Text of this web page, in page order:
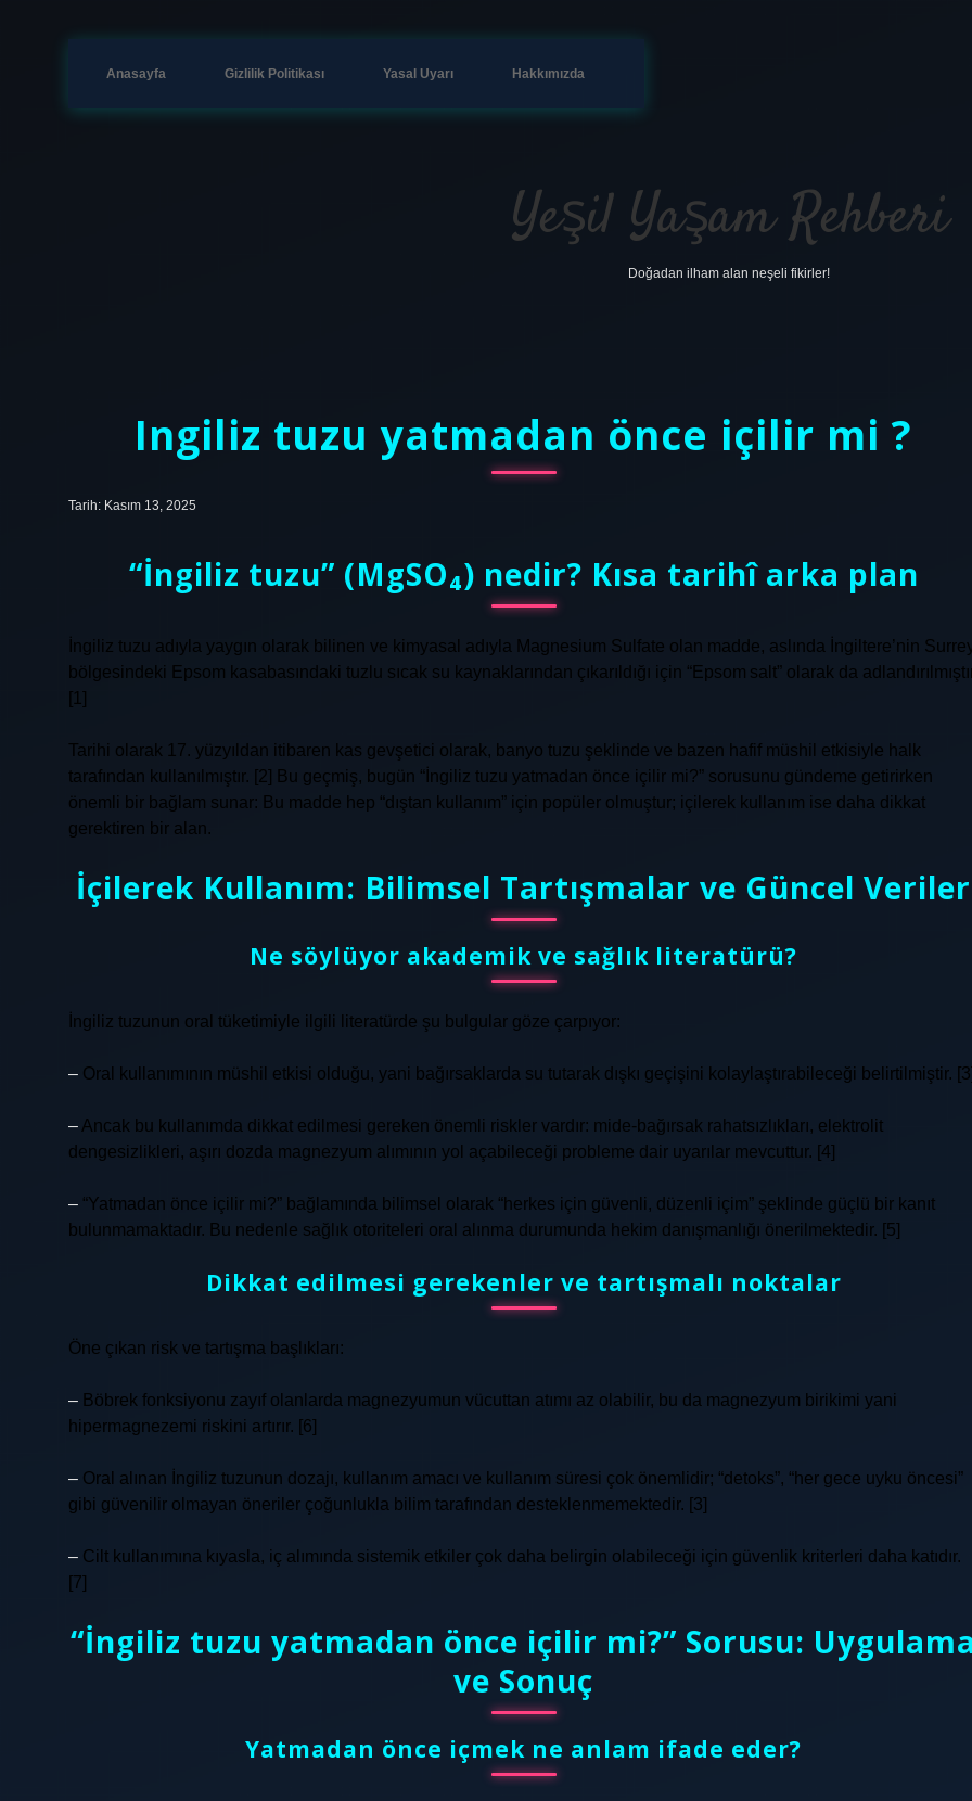
Anasayfa Gizlilik Politikası Yasal Uyarı Hakkımızda
Yeşil Yaşam Rehberi
Doğadan ilham alan neşeli fikirler!
Ingiliz tuzu yatmadan önce içilir mi ?
Tarih: Kasım 13, 2025
“İngiliz tuzu” (MgSO₄) nedir? Kısa tarihî arka plan
İngiliz tuzu adıyla yaygın olarak bilinen ve kimyasal adıyla Magnesium Sulfate olan madde, aslında İngiltere’nin
bölgesindeki Epsom kasabasındaki tuzlu sıcak su kaynaklarından çıkarıldığı için “Epsom salt” olarak da
[1]
Tarihi olarak 17. yüzyıldan itibaren kas gevşetici olarak, banyo tuzu şeklinde ve bazen hafif müshil etkisiyle halk
tarafından kullanılmıştır. [2] Bu geçmiş, bugün “İngiliz tuzu yatmadan önce içilir mi?” sorusunu gündeme getirirken
önemli bir bağlam sunar: Bu madde hep “dıştan kullanım” için popüler olmuştur; içilerek kullanım ise daha dikkat
gerektiren bir alan.
İçilerek Kullanım: Bilimsel Tartışmalar ve Güncel Veriler
Ne söylüyor akademik ve sağlık literatürü?
İngiliz tuzunun oral tüketimiyle ilgili literatürde şu bulgular göze çarpıyor:
– Oral kullanımının müshil etkisi olduğu, yani bağırsaklarda su tutarak dışkı geçişini kolaylaştırabileceği belirtilmiştir.
– Ancak bu kullanımda dikkat edilmesi gereken önemli riskler vardır: mide‑bağırsak rahatsızlıkları, elektrolit
dengesizlikleri, aşırı dozda magnezyum alımının yol açabileceği probleme dair uyarılar mevcuttur. [4]
– “Yatmadan önce içilir mi?” bağlamında bilimsel olarak “herkes için güvenli, düzenli içim” şeklinde güçlü bir kanıt
bulunmamaktadır. Bu nedenle sağlık otoriteleri oral alınma durumunda hekim danışmanlığı önerilmektedir. [5]
Dikkat edilmesi gerekenler ve tartışmalı noktalar
Öne çıkan risk ve tartışma başlıkları:
– Böbrek fonksiyonu zayıf olanlarda magnezyumun vücuttan atımı az olabilir, bu da magnezyum birikimi yani
hipermagnezemi riskini artırır. [6]
– Oral alınan İngiliz tuzunun dozajı, kullanım amacı ve kullanım süresi çok önemlidir; “detoks”, “her gece uyku öncesi”
gibi güvenilir olmayan öneriler çoğunlukla bilim tarafından desteklenmemektedir. [3]
– Cilt kullanımına kıyasla, iç alımında sistemik etkiler çok daha belirgin olabileceği için güvenlik kriterleri daha katıdır.
[7]
“İngiliz tuzu yatmadan önce içilir mi?” Sorusu:
ve Sonuç
Yatmadan önce içmek ne anlam ifade eder?